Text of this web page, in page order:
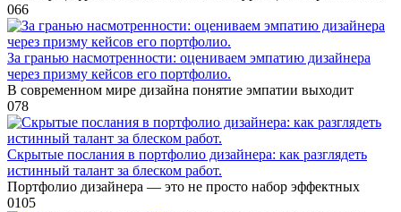
066
За гранью насмотренности: оцениваем эмпатию дизайнера
через призму кейсов его портфолио.
В современном мире дизайна понятие эмпатии выходит
078
Скрытые послания в портфолио дизайнера: как разглядеть
истинный талант за блеском работ.
Портфолио дизайнера — это не просто набор эффектных
0105